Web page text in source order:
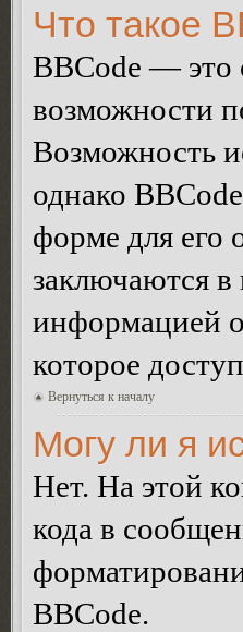
Что такое
BBCode — это
возможности
Возможность
однако
форме для его
заключаются в
информацией о
которое
Вернуться к началу
Могу ли я
Нет. На этой
кода в
BBCode.